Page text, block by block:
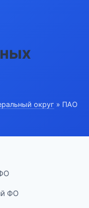
округ » ПАО
ФО